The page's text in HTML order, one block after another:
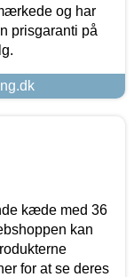
og har
prisgaranti på
kæde med 36
kan
for at se deres